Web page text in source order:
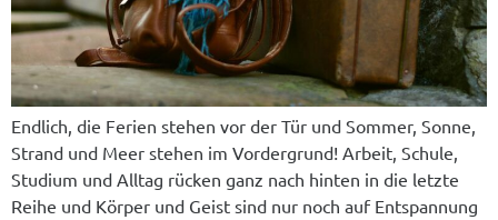
Endlich, die Ferien stehen vor der Tür und Sommer, Sonne,
Strand und Meer stehen im Vordergrund! Arbeit, Schule,
Studium und Alltag rücken ganz nach hinten in die letzte
Reihe und Körper und Geist sind nur noch auf Entspannung